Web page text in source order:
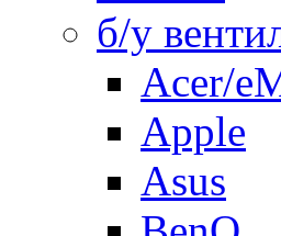
б/у
Acer/
Apple
Asus